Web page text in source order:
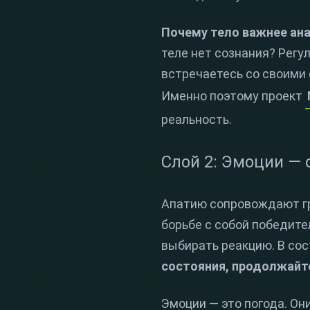
Почему тело важнее
теле нет сознания?
встречаетесь со
Именно поэтому проект
реальность.
Слой 2: Эмоции —
Апатию сопровождают
борьбе с собой
выбирать реакцию. В
состояния,
Эмоции — это погода.